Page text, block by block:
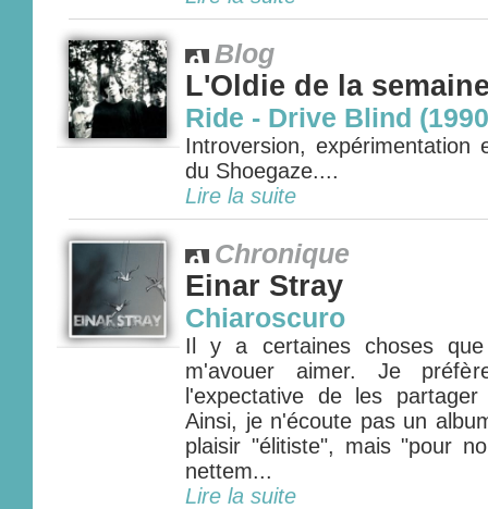
Blog
L'Oldie de la
Ride - Drive Blind
Introversion, expérimentation
du Shoegaze....
Lire la suite
Chronique
Einar Stray
Chiaroscuro
Il y a certaines choses
m'avouer aimer. Je
l'expectative de les
Ainsi, je n'écoute pas un
plaisir "élitiste", mais "pour
nettem...
Lire la suite